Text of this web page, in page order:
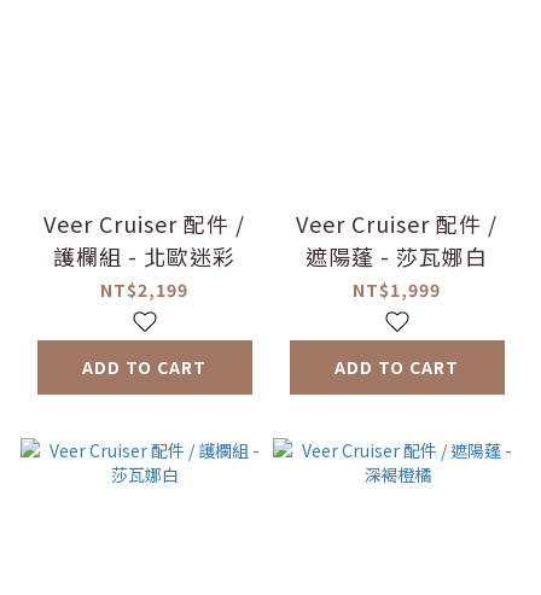
Veer Cruiser 配件 /
護欄組 - 北歐迷彩
NT$2,199
ADD TO CART
Veer Cruiser 配件 /
遮陽蓬 - 莎瓦娜白
NT$1,999
ADD TO CART